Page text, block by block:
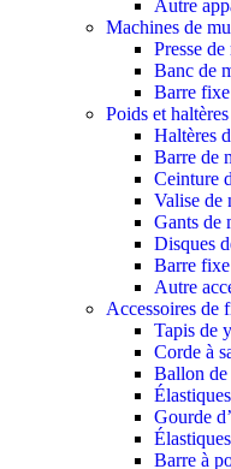
Autre
Machines de
Presse
Banc de
Barre
Poids et haltères
Haltères
Barre de
Ceinture
Valise de
Gants de
Disques
Barre fixe
Autre
Accessoires de
Tapis de
Corde à
Ballon
Gourde
Barre à